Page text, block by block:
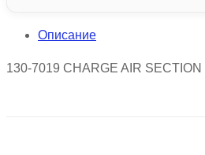
Описание
130-7019 CHARGE AIR